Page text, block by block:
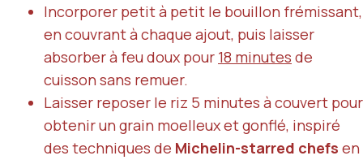
Incorporer petit à petit le bouillon frémissant,
en couvrant à chaque ajout, puis laisser
absorber à feu doux pour 18 minutes de
cuisson sans remuer.
Laisser reposer le riz 5 minutes à couvert pour
obtenir un grain moelleux et gonflé, inspiré
des techniques de Michelin-starred chefs en